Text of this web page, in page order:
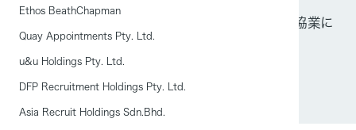
Ethos BeathChapman
Quay Appointments Pty. Ltd.
u&u Holdings Pty. Ltd.
DFP Recruitment Holdings Pty. Ltd.
Asia Recruit Holdings Sdn.Bhd.
「日刊工業新聞」に、当社とポケトーク株式会社の協業に
関する記事が掲載されました